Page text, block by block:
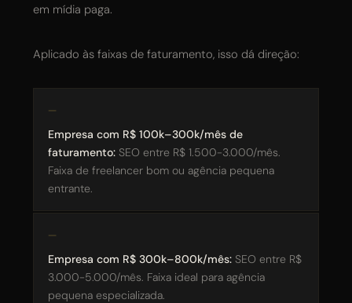
em mídia paga.
Aplicado às faixas de faturamento, isso dá direção:
Empresa com R$ 100k–300k/mês de
faturamento:SEO entre R$ 1.500-3.000/mês.
Faixa de freelancer bom ou agência pequena
entrante.
Empresa com R$ 300k–800k/mês:SEO entre R$
3.000-5.000/mês. Faixa ideal para agência
pequena especializada.